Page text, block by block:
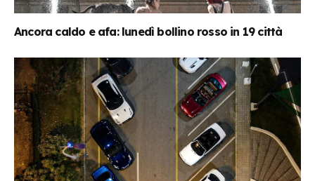
Ancora caldo e afa: lunedì bollino rosso in 19 città